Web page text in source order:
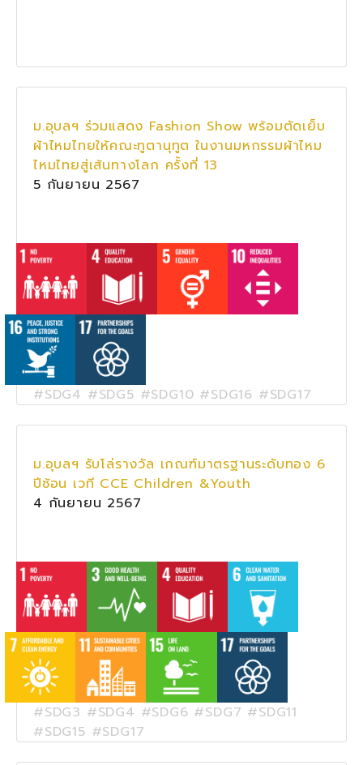
ม.อุบลฯ ร่วมแสดง Fashion Show พร้อมตัดเย็บ
ผ้าไหมไทยให้คณะทูตานุทูต ในงานมหกรรมผ้าไหม
ไหมไทยสู่เส้นทางโลก ครั้งที่ 13
5 กันยายน 2567
#SDG4 #SDG5 #SDG10 #SDG16 #SDG17
ม.อุบลฯ รับโล่รางวัล เกณฑ์มาตรฐานระดับทอง 6
ปีซ้อน เวที CCE Children &Youth
4 กันยายน 2567
#SDG3 #SDG4 #SDG6 #SDG7 #SDG11
#SDG15 #SDG17